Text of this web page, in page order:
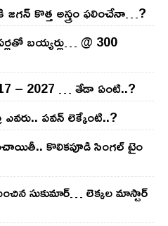
కొత్త అస్త్రం ఫ‌లించేనా…?
బ‌య్య‌ర్లు… @ 300
– 2027 … తేడా ఏంటి..?
ప‌వ‌న్ లెక్కేంటి..?
కొలిక‌పూడి సింగ‌ల్ టైం
సుకుమార్‌… లెక్క‌ల మాస్టార్